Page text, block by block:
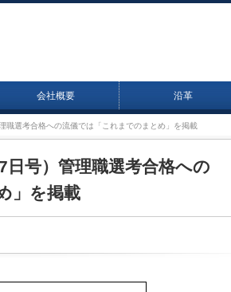
会社概要 沿革
選考合格への流儀では「これまでのまとめ」を掲載
号）管理職選考合格への
」を掲載